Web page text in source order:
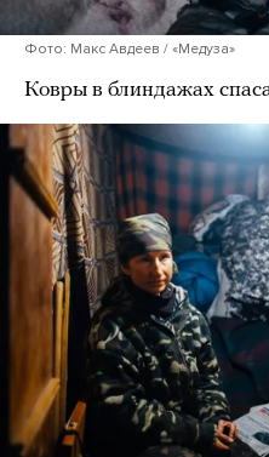
Фото: Макс Авдеев / «Медуза»
Ковры в блиндажах